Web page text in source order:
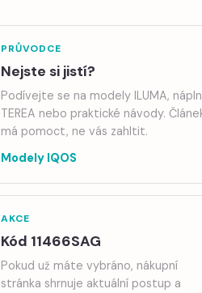
PRŮVODCE
Nejste si jistí?
Podívejte se na modely ILUMA,
TEREA nebo praktické návody.
má pomoct, ne vás zahltit.
Modely IQOS
AKCE
Kód 11466SAG
Pokud už máte vybráno, nákupní
stránka shrnuje aktuální postup a